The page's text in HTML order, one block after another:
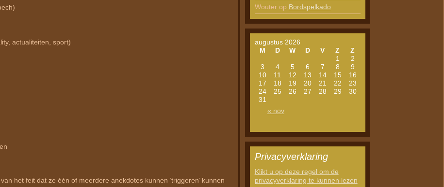
actualiteiten, sport)
het feit dat ze één of meerdere anekdotes kunnen ’triggeren’ kunnen
Wouterop Bordspelkado
augustus 2026
M
D W D V Z
Z
1
2
3
4 5 6 7 8
9
10
11 12 13 14 15
16
17
18 19 20 21 22
23
24
25 26 27 28 29
30
31
« nov
Privacyverklaring
Klikt u op deze regel om de
privacyverklaring te kunnen lezen